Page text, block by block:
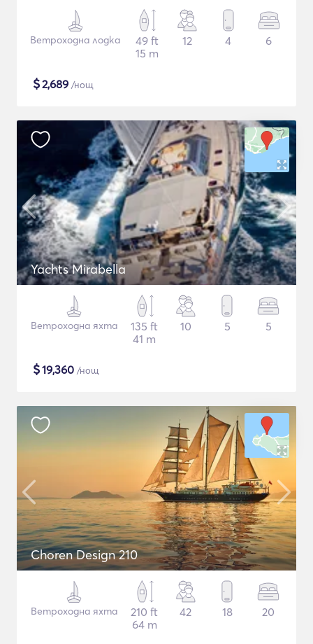
Ветроходна лодка
49 ft
15 m
12 4 6
$2,689 /нощ
Yachts Mirabella
Ветроходна яхта
135 ft
41 m
10 5 5
$19,360 /нощ
Choren Design 210
Ветроходна яхта
210 ft
64 m
42 18 20